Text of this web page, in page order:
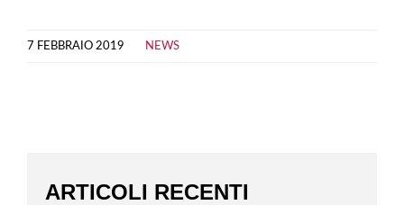
7 FEBBRAIO 2019 NEWS
ARTICOLI RECENTI